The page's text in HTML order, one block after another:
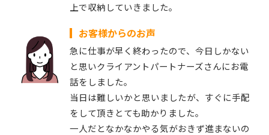
上で収納していきました。
お客様からのお声
急に仕事が早く終わったので、今日しかない
と思いクライアントパートナーズさんにお電
話をしました。
当日は難しいかと思いましたが、すぐに手配
をして頂きとても助かりました。
一人だとなかなかやる気がおきず進まないの